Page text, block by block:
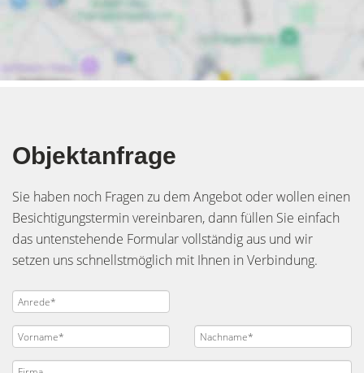
Objektanfrage
Sie haben noch Fragen zu dem Angebot oder wollen einen
Besichtigungstermin vereinbaren, dann füllen Sie einfach
das untenstehende Formular vollständig aus und wir
setzen uns schnellstmöglich mit Ihnen in Verbindung.